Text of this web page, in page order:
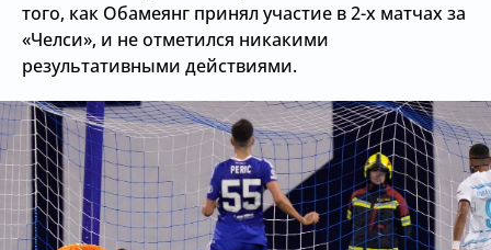
того, как Обамеянг принял участие в 2-х матчах за
«Челси», и не отметился никакими
результативными действиями.